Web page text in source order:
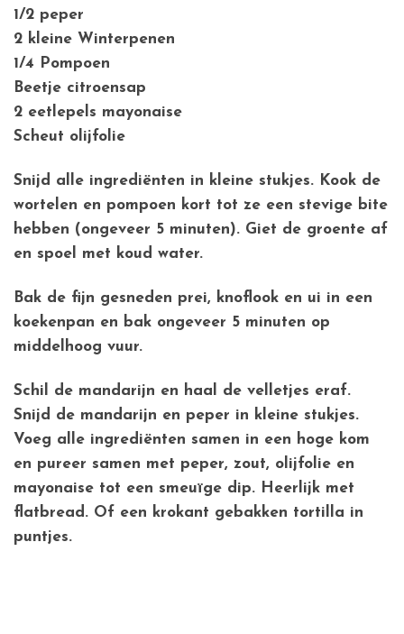
1/2 peper
2 kleine Winterpenen
1/4 Pompoen
Beetje citroensap
2 eetlepels mayonaise
Scheut olijfolie
Snijd alle ingrediënten in kleine stukjes. Kook de
wortelen en pompoen kort tot ze een stevige bite
hebben (ongeveer 5 minuten). Giet de groente af
en spoel met koud water.
Bak de fijn gesneden prei, knoflook en ui in een
koekenpan en bak ongeveer 5 minuten op
middelhoog vuur.
Schil de mandarijn en haal de velletjes eraf.
Snijd de mandarijn en peper in kleine stukjes.
Voeg alle ingrediënten samen in een hoge kom
en pureer samen met peper, zout, olijfolie en
mayonaise tot een smeuïge dip. Heerlijk met
flatbread. Of een krokant gebakken tortilla in
puntjes.